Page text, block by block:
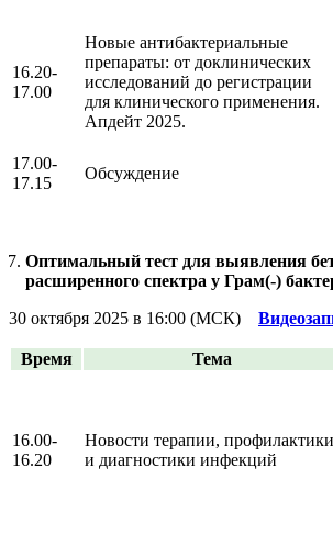
16.20-
17.00
Новые антибактериальные
препараты: от доклинических
исследований до регистрации
для клинического применения.
Апдейт 2025.
17.00-
17.15
Обсуждение
Оптимальный тест для выявления
расширенного спектра у Грам(-)
30 октября 2025 в 16:00 (МСК)
Время Тема
16.00-
16.20
Новости терапии, профилактики
и диагностики инфекций